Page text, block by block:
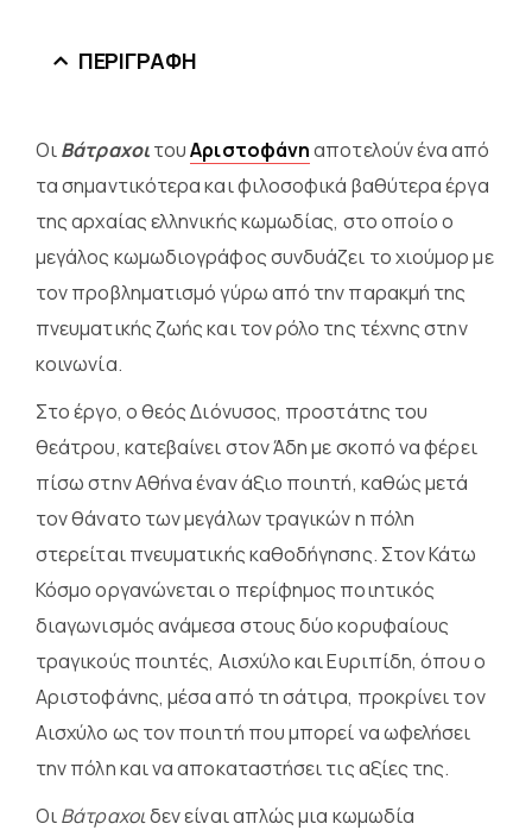
ΠΕΡΙΓΡΑΦΉ
ΟιΒάτραχοιτουΑριστοφάνηαποτελούν ένα από
τα σημαντικότερα και φιλοσοφικά βαθύτερα έργα
της αρχαίας ελληνικής κωμωδίας, στο οποίο ο
μεγάλος κωμωδιογράφος συνδυάζει το χιούμορ με
τον προβληματισμό γύρω από την παρακμή της
πνευματικής ζωής και τον ρόλο της τέχνης στην
κοινωνία.
Στο έργο, ο θεός Διόνυσος, προστάτης του
θεάτρου, κατεβαίνει στον Άδη με σκοπό να φέρει
πίσω στην Αθήνα έναν άξιο ποιητή, καθώς μετά
τον θάνατο των μεγάλων τραγικών η πόλη
στερείται πνευματικής καθοδήγησης. Στον Κάτω
Κόσμο οργανώνεται ο περίφημος ποιητικός
διαγωνισμός ανάμεσα στους δύο κορυφαίους
τραγικούς ποιητές, Αισχύλο και Ευριπίδη, όπου ο
Αριστοφάνης, μέσα από τη σάτιρα, προκρίνει τον
Αισχύλο ως τον ποιητή που μπορεί να ωφελήσει
την πόλη και να αποκαταστήσει τις αξίες της.
ΟιΒάτραχοιδεν είναι απλώς μια κωμωδία